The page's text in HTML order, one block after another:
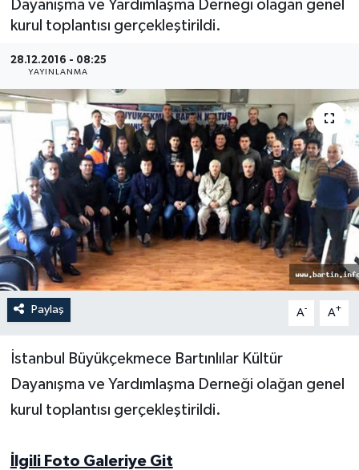
Dayanışma ve Yardımlaşma Derneği olağan genel
kurul toplantısı gerçekleştirildi.
28.12.2016 - 08:25
YAYINLANMA
Paylaş A- A+
İstanbul Büyükçekmece Bartınlılar Kültür
Dayanışma ve Yardımlaşma Derneği olağan genel
kurul toplantısı gerçekleştirildi.
İlgili Foto Galeriye Git
Medya
Sağlık
Sinema
Sivil Toplum
Siyaset
Spor
Tarım
Turizm
Yaşam
Yerel Yönetimler